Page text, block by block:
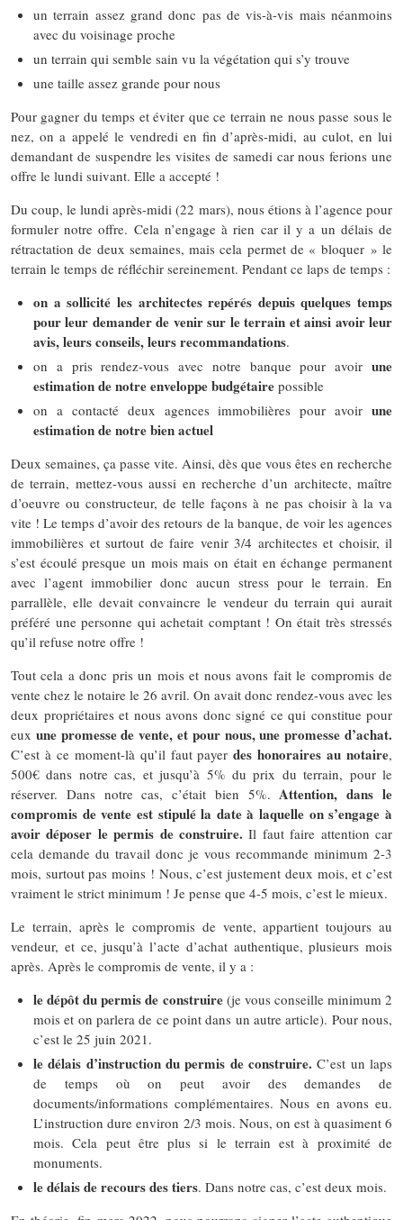
un terrain assez grand donc pas de vis-à-vis mais néanmoins
avec du voisinage proche
un terrain qui semble sain vu la végétation qui s’y trouve
une taille assez grande pour nous
Pour gagner du temps et éviter que ce terrain ne nous passe sous le
nez, on a appelé le vendredi en fin d’après-midi, au culot, en lui
demandant de suspendre les visites de samedi car nous ferions une
offre le lundi suivant. Elle a accepté !
Du coup, le lundi après-midi (22 mars), nous étions à l’agence pour
formuler notre offre. Cela n’engage à rien car il y a un délais de
rétractation de deux semaines, mais cela permet de « bloquer » le
terrain le temps de réfléchir sereinement. Pendant ce laps de temps :
on a sollicité les architectes repérés depuis quelques temps
pour leur demander de venir sur le terrain et ainsi avoir leur
avis, leurs conseils, leurs recommandations.
on a pris rendez-vous avec notre banque pour avoir une
estimation de notre enveloppe budgétaire possible
on a contacté deux agences immobilières pour avoir une
estimation de notre bien actuel
Deux semaines, ça passe vite. Ainsi, dès que vous êtes en recherche
de terrain, mettez-vous aussi en recherche d’un architecte, maître
d’oeuvre ou constructeur, de telle façons à ne pas choisir à la va
vite ! Le temps d’avoir des retours de la banque, de voir les agences
immobilières et surtout de faire venir 3/4 architectes et choisir, il
s’est écoulé presque un mois mais on était en échange permanent
avec l’agent immobilier donc aucun stress pour le terrain. En
parrallèle, elle devait convaincre le vendeur du terrain qui aurait
préféré une personne qui achetait comptant ! On était très stressés
qu’il refuse notre offre !
Tout cela a donc pris un mois et nous avons fait le compromis de
vente chez le notaire le 26 avril. On avait donc rendez-vous avec les
deux propriétaires et nous avons donc signé ce qui constitue pour
eux une promesse de vente, et pour nous, une promesse d’achat.
C’est à ce moment-là qu’il faut payerdes honoraires au notaire,
500€ dans notre cas, et jusqu’à 5% du prix du terrain, pour le
réserver. Dans notre cas, c’était bien 5%. Attention, dans le
compromis de vente est stipulé la date à laquelle on s’engage à
avoir déposer le permis de construire. Il faut faire attention car
cela demande du travail donc je vous recommande minimum 2-3
mois, surtout pas moins ! Nous, c’est justement deux mois, et c’est
vraiment le strict minimum ! Je pense que 4-5 mois, c’est le mieux.
Le terrain, après le compromis de vente, appartient toujours au
vendeur, et ce, jusqu’à l’acte d’achat authentique, plusieurs mois
après. Après le compromis de vente, il y a :
le dépôt du permis de construire (je vous conseille minimum 2
mois et on parlera de ce point dans un autre article). Pour nous,
c’est le 25 juin 2021.
le délais d’instruction du permis de construire.C’est un laps
de temps où on peut avoir des demandes de
documents/informations complémentaires. Nous en avons eu.
L’instruction dure environ 2/3 mois. Nous, on est à quasiment 6
mois. Cela peut être plus si le terrain est à proximité de
monuments.
le délais de recours des tiers. Dans notre cas, c’est deux mois.